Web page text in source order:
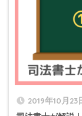
2019年10月23